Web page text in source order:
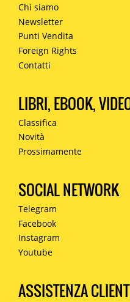
Chi siamo
Newsletter
Punti Vendita
Foreign Rights
Contatti
LIBRI, EBOOK,
Classifica
Novità
Prossimamente
SOCIAL NETWORK
Telegram
Facebook
Instagram
Youtube
ASSISTENZA